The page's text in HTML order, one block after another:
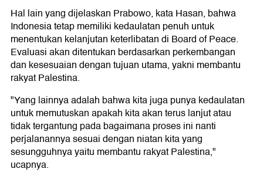
Hal lain yang dijelaskan Prabowo, kata Hasan, bahwa
Indonesia tetap memiliki kedaulatan penuh untuk
menentukan kelanjutan keterlibatan di Board of Peace.
Evaluasi akan ditentukan berdasarkan perkembangan
dan kesesuaian dengan tujuan utama, yakni membantu
rakyat Palestina.
"Yang lainnya adalah bahwa kita juga punya kedaulatan
untuk memutuskan apakah kita akan terus lanjut atau
tidak tergantung pada bagaimana proses ini nanti
perjalanannya sesuai dengan niatan kita yang
sesungguhnya yaitu membantu rakyat Palestina,"
ucapnya.